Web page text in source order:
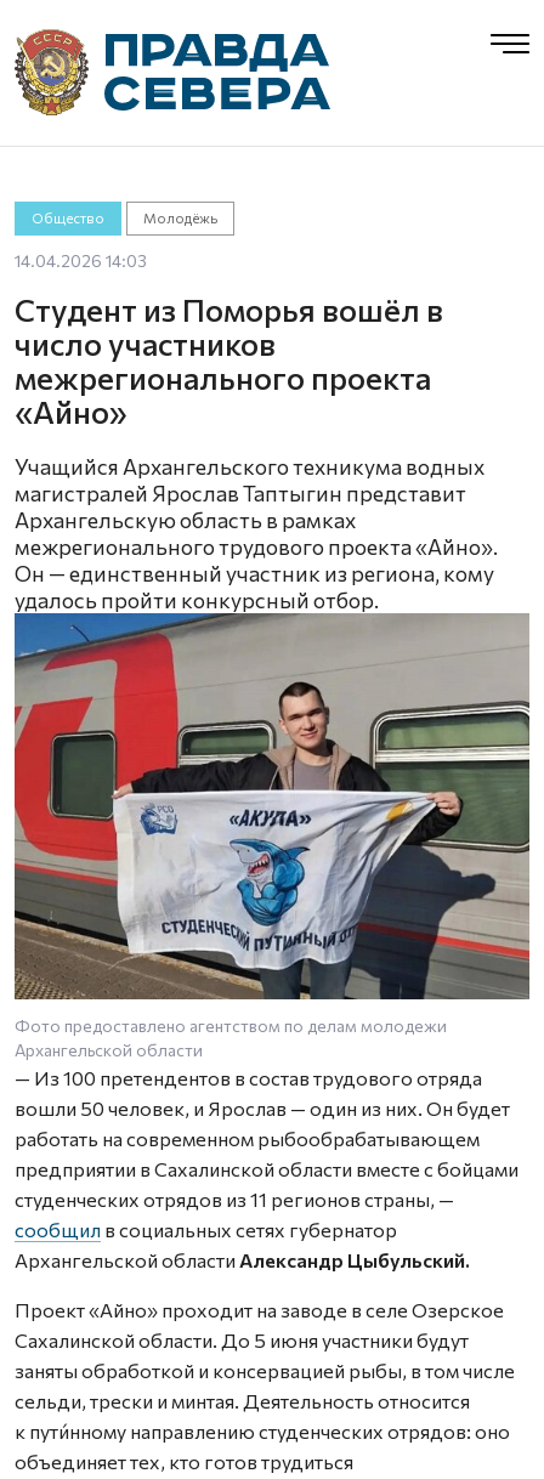
Общество Молодёжь
14.04.2026 14:03
Студент из Поморья вошёл в
число участников
межрегионального проекта
«Айно»
Учащийся Архангельского техникума водных
магистралей Ярослав Таптыгин представит
Архангельскую область в рамках
межрегионального трудового проекта «Айно».
Он — единственный участник из региона, кому
удалось пройти конкурсный отбор.
Фото предоставлено агентством по делам молодежи
Архангельской области
— Из 100 претендентов в состав трудового отряда
вошли 50 человек, и Ярослав — один из них. Он будет
работать на современном рыбообрабатывающем
предприятии в Сахалинской области вместе с бойцами
студенческих отрядов из 11 регионов страны, —
сообщил в социальных сетях губернатор
Архангельской области Александр Цыбульский.
Проект «Айно» проходит на заводе в селе Озерское
Сахалинской области. До 5 июня участники будут
заняты обработкой и консервацией рыбы, в том числе
сельди, трески и минтая. Деятельность относится
к пути́нному направлению студенческих отрядов: оно
объединяет тех, кто готов трудиться